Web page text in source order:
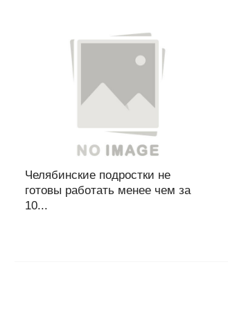
Челябинские подростки не
готовы работать менее чем за
10...